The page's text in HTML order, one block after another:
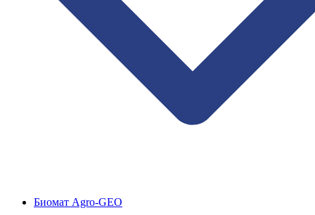
Биомат Agro-GEO